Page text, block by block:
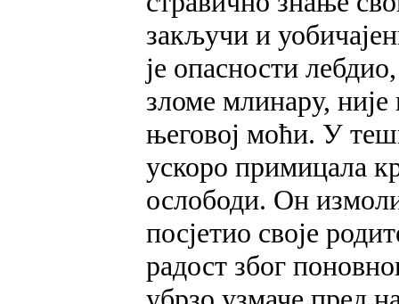
закључи и
је опасности
зломе млинару,
његовој моћи. У
ускоро примицала
ослободи. Он
посјетио своје
радост због